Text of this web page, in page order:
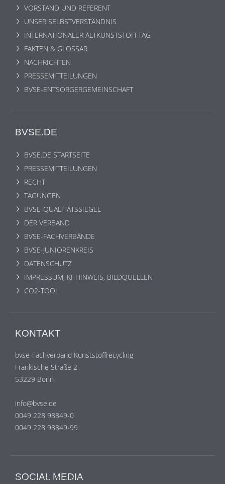
VORSTAND UND REFERENT
UNSER SELBSTVERSTÄNDNIS
INTERNATIONALER ALTKUNSTSTOFFTAG
FAKTEN & GLOSSAR
NACHRICHTEN
PRESSEMITTEILUNGEN
BVSE-ENTSORGERGEMEINSCHAFT
BVSE.DE
BVSE.DE STARTSEITE
PRESSEMITTEILUNGEN
RECHT
TAGUNGEN
BVSE-QUALITÄTSSIEGEL
DER VERBAND
BVSE-FACHVERBÄNDE
BVSE-JUNIORENKREIS
DATENSCHUTZ
IMPRESSUM, KI-HINWEIS, BILDQUELLEN
CO2-TOOL
KONTAKT
bvse-Fachverband Kunststoffrecycling
Fränkische Straße 2
53229 Bonn
info@bvse.de
0049 228 98849-0
0049 228 98849-99
SOCIAL MEDIA
die das einwandfreie Funktionieren der Internetseite